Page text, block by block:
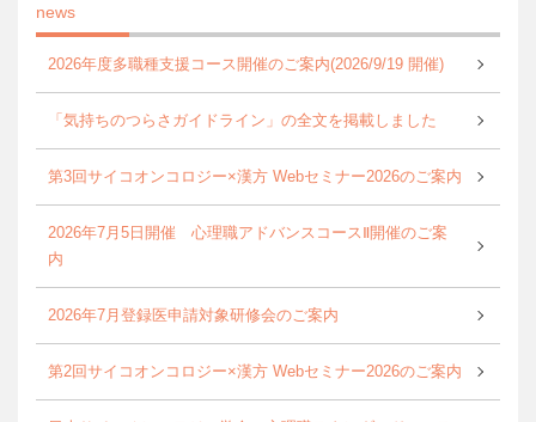
news
2026年度多職種支援コース開催のご案内(2026/9/19 開催)
「気持ちのつらさガイドライン」の全文を掲載しました
第3回サイコオンコロジー×漢方 Webセミナー2026のご案内
2026年7月5日開催 心理職アドバンスコースⅡ開催のご案
内
2026年7月登録医申請対象研修会のご案内
第2回サイコオンコロジー×漢方 Webセミナー2026のご案内